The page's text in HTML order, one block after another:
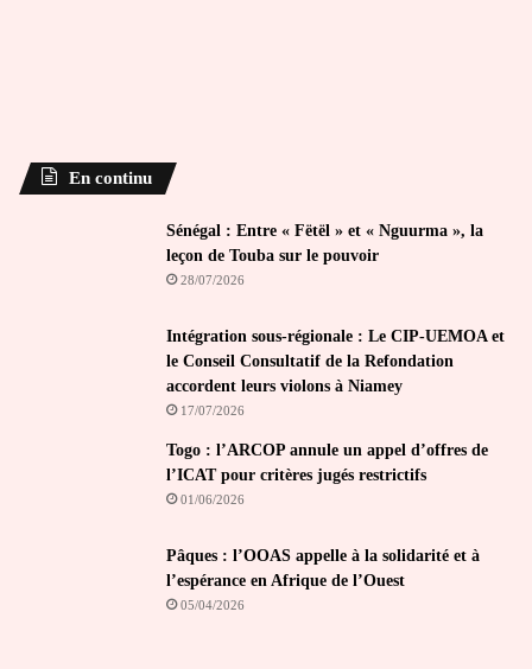
En continu
Sénégal : Entre « Fëtël » et « Nguurma », la
leçon de Touba sur le pouvoir
28/07/2026
Intégration sous-régionale : Le CIP-UEMOA et
le Conseil Consultatif de la Refondation
accordent leurs violons à Niamey
17/07/2026
Togo : l’ARCOP annule un appel d’offres de
l’ICAT pour critères jugés restrictifs
01/06/2026
Pâques : l’OOAS appelle à la solidarité et à
l’espérance en Afrique de l’Ouest
05/04/2026